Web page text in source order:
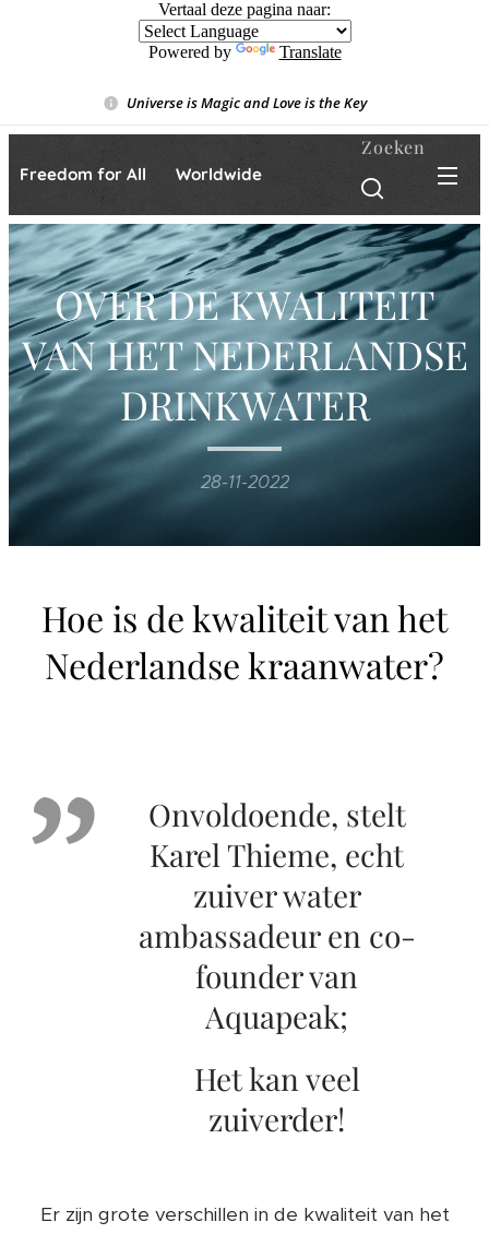
Vertaal deze pagina naar:
Powered by Translate
Universe is Magic and Love is the Key❤️
Freedom for All ❤️ Worldwide
Zoeken
OVER DE KWALITEIT
VAN HET NEDERLANDSE
DRINKWATER
28-11-2022
Hoe is de kwaliteit van het
Nederlandse kraanwater?
Onvoldoende, stelt
Karel Thieme, echt
zuiver water
ambassadeur en co-
founder van
Aquapeak;
Het kan veel
zuiverder!
Er zijn grote verschillen in de kwaliteit van het